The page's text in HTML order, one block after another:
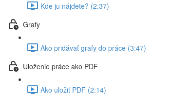
Kde ju nájdete? (2:37)
Grafy
Ako pridávať grafy do práce (3:47)
Uloženie práce ako PDF
Ako uložiť PDF (2:14)